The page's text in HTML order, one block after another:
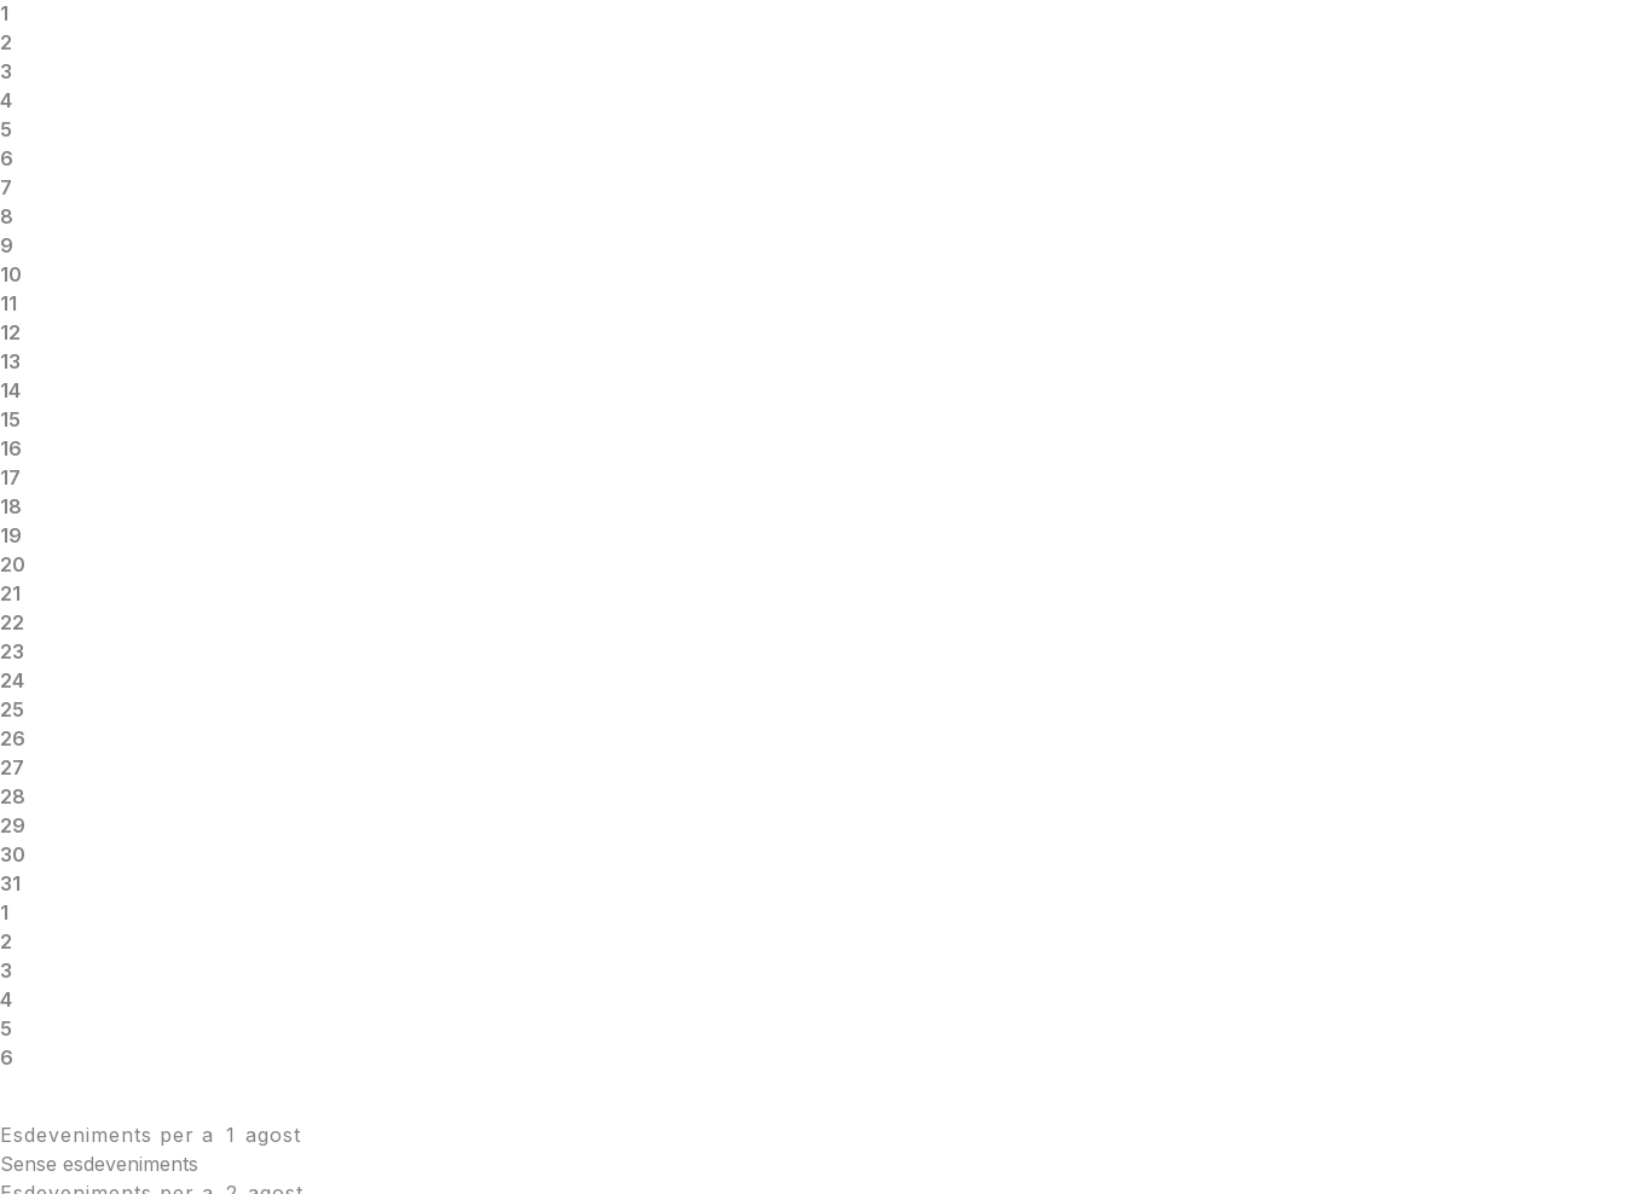
1
2
3
4
5
6
7
8
9
10
11
12
13
14
15
16
17
18
19
20
21
22
23
24
25
26
27
28
29
30
31
1
2
3
4
5
6
Esdeveniments per a 1 agost
Sense esdeveniments